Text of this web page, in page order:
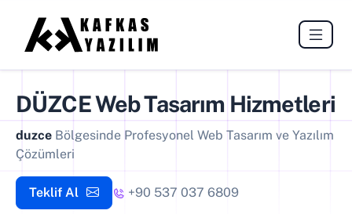
DÜZCEWeb Tasarım Hizmetleri
duzce Bölgesinde Profesyonel Web Tasarım ve Yazılım
Çözümleri
Teklif Al +90 537 037 6809